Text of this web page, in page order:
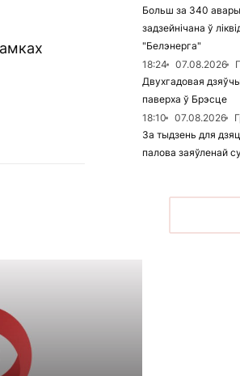
Больш за 340
задзейнічана ў
"Белэнерга"
18:24
07.08.2026
Двухгадовая
паверха ў Брэсце
18:10
07.08.2026
За тыдзень для
палова заяўленай